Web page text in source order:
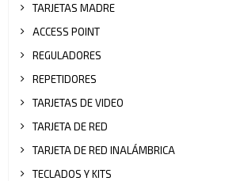
TARJETAS MADRE
ACCESS POINT
REGULADORES
REPETIDORES
TARJETAS DE VIDEO
TARJETA DE RED
TARJETA DE RED INALÁMBRICA
TECLADOS Y KITS